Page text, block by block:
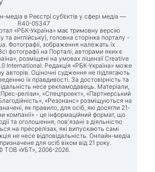
медіа в Реєстрі суб’єктів у сфері медіа —
R40-05347
«РБК-Україна» має тримовну версію
та англійську), головна сторінка порталу -
. Фотографії, зображення належать їх
фотографії на Порталі, авторами яких є
розміщені на умовах ліцензії Creative
International. Редакція «РБК-Україна» може
авторів. Оціночні судження не підлягають
їх правдивості. За достовірність та
несе рекламодавець. Матеріали,
релізи», «Спецпроект», «Партнерський
«Резонанс» розміщуються на
як правило, для осіб, які досягли 21-
компанії» - це інформаційний формат, що
та оголошення, пов'язані з діяльністю
на пресрелізах, які випускають самі
не несе відповідальність. Онлайн-медіа
для осіб віком від 21 року.
ТОВ «УБТ», 2006-2026.